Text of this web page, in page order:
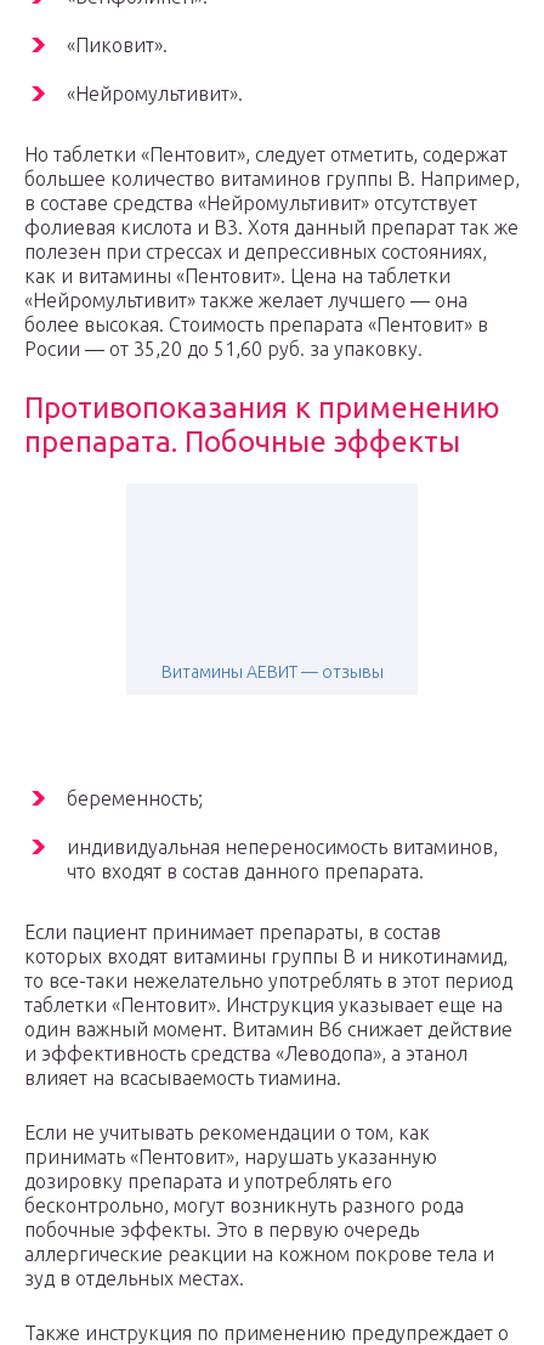
«Пиковит».
«Нейромультивит».
Но таблетки «Пентовит», следует отметить, содержат
большее количество витаминов группы В. Например,
в составе средства «Нейромультивит» отсутствует
фолиевая кислота и В3. Хотя данный препарат так же
полезен при стрессах и депрессивных состояниях,
как и витамины «Пентовит». Цена на таблетки
«Нейромультивит» также желает лучшего — она
более высокая. Стоимость препарата «Пентовит» в
Росии — от 35,20 до 51,60 руб. за упаковку.
Противопоказания к применению
препарата. Побочные эффекты
Витамины АЕВИТ — отзывы
беременность;
индивидуальная непереносимость витаминов,
что входят в состав данного препарата.
Если пациент принимает препараты, в состав
которых входят витамины группы В и никотинамид,
то все-таки нежелательно употреблять в этот период
таблетки «Пентовит». Инструкция указывает еще на
один важный момент. Витамин В6 снижает действие
и эффективность средства «Леводопа», а этанол
влияет на всасываемость тиамина.
Если не учитывать рекомендации о том, как
принимать «Пентовит», нарушать указанную
дозировку препарата и употреблять его
бесконтрольно, могут возникнуть разного рода
побочные эффекты. Это в первую очередь
аллергические реакции на кожном покрове тела и
зуд в отдельных местах.
Также инструкция по применению предупреждает о